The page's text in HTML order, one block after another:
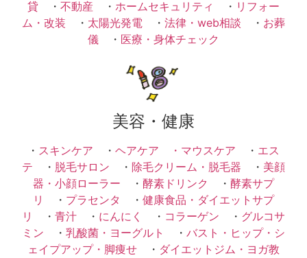
貸 ・ 不動産 ・ ホームセキュリティ ・ リフォー
ム・改装 ・ 太陽光発電 ・ 法律・web相談 ・ お葬
儀 ・ 医療・身体チェック
美容・健康
・ スキンケア ・ ヘアケア ・ マウスケア ・ エス
テ ・ 脱毛サロン ・ 除毛クリーム・脱毛器 ・ 美顔
器・小顔ローラー ・ 酵素ドリンク ・ 酵素サプ
リ
・ プラセンタ ・ 健康食品・ダイエットサプ
リ
・ 青汁 ・ にんにく ・ コラーゲン ・ グルコサ
ミン ・ 乳酸菌・ヨーグルト ・ バスト・ヒップ・シ
ェイプアップ・脚痩せ ・ ダイエットジム・ヨガ教